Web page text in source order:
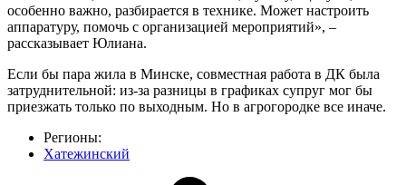
особенно важно, разбирается в технике. Может настроить
аппаратуру, помочь с организацией мероприятий», –
рассказывает Юлиана.
Если бы пара жила в Минске, совместная работа в ДК была
затруднительной: из-за разницы в графиках супруг мог бы
приезжать только по выходным. Но в агрогородке все иначе.
Регионы:
Хатежинский